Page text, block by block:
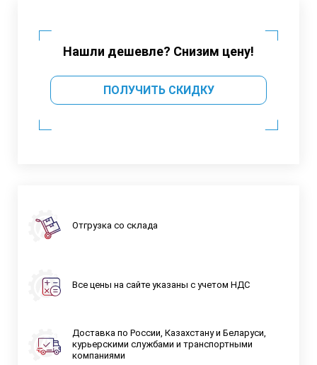
Нашли дешевле? Снизим цену!
ПОЛУЧИТЬ СКИДКУ
Отгрузка со склада
Все цены на сайте указаны с учетом НДС
Доставка по России, Казахстану и Беларуси,
курьерскими службами и транспортными
компаниями